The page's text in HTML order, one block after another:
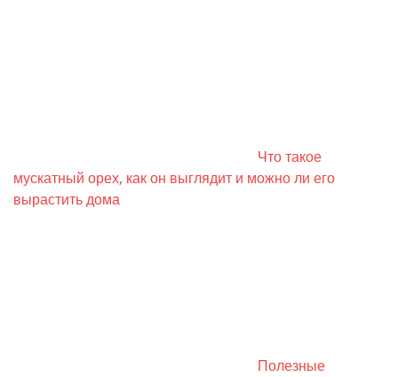
Что такое
мускатный орех, как он выглядит и можно ли его
вырастить дома
Полезные